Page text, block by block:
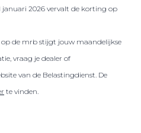
januari 2026 vervalt de korting op
de mrb stijgt jouw maandelijkse
vraag je dealer of
van de Belastingdienst. De
te vinden.